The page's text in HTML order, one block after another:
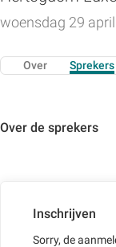
woensdag 29
Over Sprekers
Over de sprekers
Inschrijven
Sorry, de